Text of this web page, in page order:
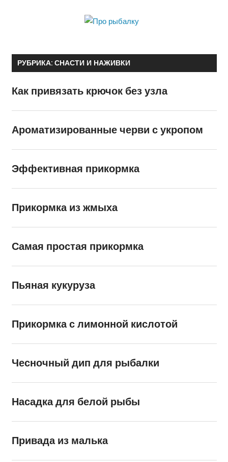
рыбалку
РУБРИКА: СНАСТИ И НАЖИВКИ
Как привязать крючок без узла
Ароматизированные черви с укропом
Эффективная прикормка
Прикормка из жмыха
Самая простая прикормка
Пьяная кукуруза
Прикормка с лимонной кислотой
Чесночный дип для рыбалки
Насадка для белой рыбы
Привада из малька